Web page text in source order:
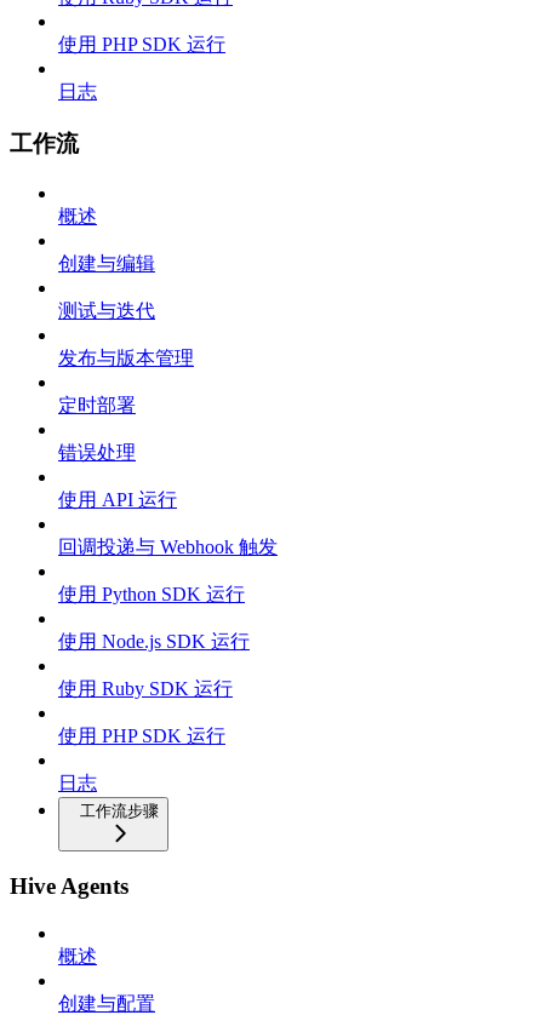
使用 PHP SDK 运行
日志
工作流
概述
创建与编辑
测试与迭代
发布与版本管理
定时部署
错误处理
使用 API 运行
回调投递与 Webhook 触发
使用 Python SDK 运行
使用 Node.js SDK 运行
使用 Ruby SDK 运行
使用 PHP SDK 运行
日志
工作流步骤
Hive Agents
概述
创建与配置